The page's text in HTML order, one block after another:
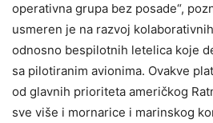
operativna grupa bez posade“,
usmeren je na razvoj
odnosno bespilotnih letelica koje
sa pilotiranim avionima. Ovakve
od glavnih prioriteta američkog
sve više i mornarice i marinskog